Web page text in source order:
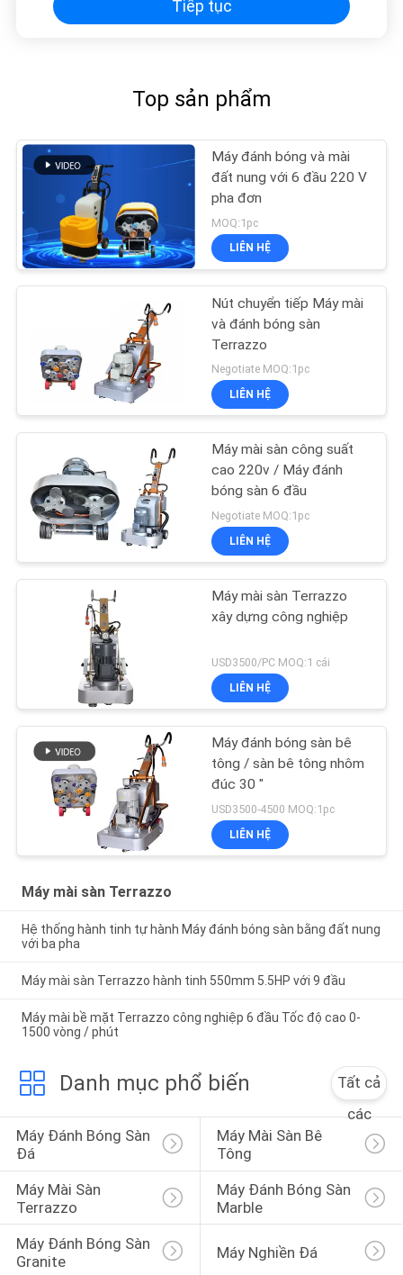
Tiếp tục
Top sản phẩm
Máy đánh bóng và mài
đất nung với 6 đầu 220 V
pha đơn
MOQ:1pc
LIÊN HỆ
Nút chuyển tiếp Máy mài
và đánh bóng sàn
Terrazzo
Negotiate MOQ:1pc
LIÊN HỆ
Máy mài sàn công suất
cao 220v / Máy đánh
bóng sàn 6 đầu
Negotiate MOQ:1pc
LIÊN HỆ
Máy mài sàn Terrazzo
xây dựng công nghiệp
USD3500/PC MOQ:1 cái
LIÊN HỆ
Máy đánh bóng sàn bê
tông / sàn bê tông nhôm
đúc 30 "
USD3500-4500 MOQ:1pc
LIÊN HỆ
Máy mài sàn Terrazzo
Hệ thống hành tinh tự hành Máy đánh bóng sàn bằng đất nung
với ba pha
Máy mài sàn Terrazzo hành tinh 550mm 5.5HP với 9 đầu
Máy mài bề mặt Terrazzo công nghiệp 6 đầu Tốc độ cao 0-
1500 vòng / phút
Danh mục phổ biến
Tất cả
các
Máy Đánh Bóng Sàn
Đá
Máy Mài Sàn Bê
Tông
Máy Mài Sàn
Terrazzo
Máy Đánh Bóng Sàn
Marble
Máy Đánh Bóng Sàn
Granite
Máy Nghiền Đá